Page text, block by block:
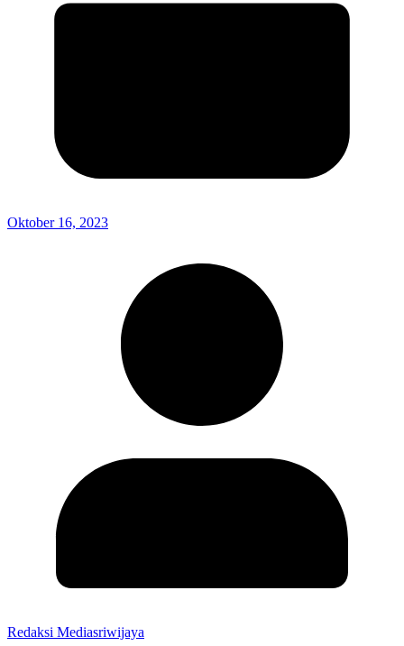
Oktober 16, 2023
Redaksi Mediasriwijaya